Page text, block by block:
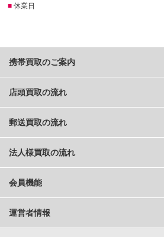
■ 休業日
携帯買取のご案内
店頭買取の流れ
郵送買取の流れ
法人様買取の流れ
会員機能
運営者情報